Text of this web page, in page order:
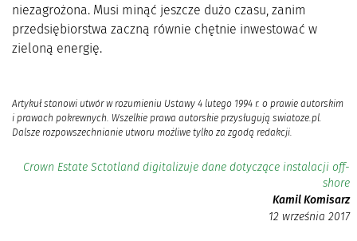
niezagrożona. Musi minąć jeszcze dużo czasu, zanim
przedsiębiorstwa zaczną równie chętnie inwestować w
zieloną energię.
Artykuł stanowi utwór w rozumieniu Ustawy 4 lutego 1994 r. o prawie autorskim
i prawach pokrewnych. Wszelkie prawa autorskie przysługują swiatoze.pl.
Dalsze rozpowszechnianie utworu możliwe tylko za zgodą redakcji.
Crown Estate Sctotland digitalizuje dane dotyczące instalacji off-
shore
Kamil Komisarz
12 września 2017